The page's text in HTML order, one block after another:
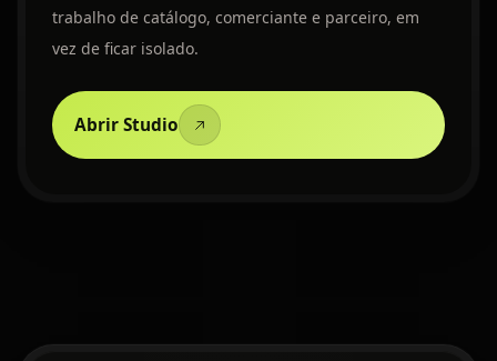
trabalho de catálogo, comerciante e parceiro, em
vez de ficar isolado.
Abrir Studio